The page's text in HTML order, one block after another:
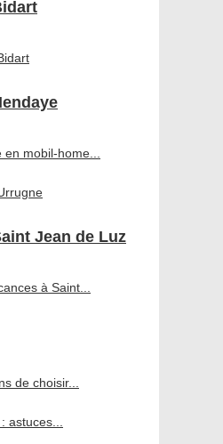
mobil-home...
Jean de Luz
à Saint...
de choisir...
astuces...